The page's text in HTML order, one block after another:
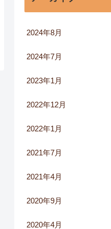
2024年8月
2024年7月
2023年1月
2022年12月
2022年1月
2021年7月
2021年4月
2020年9月
2020年4月